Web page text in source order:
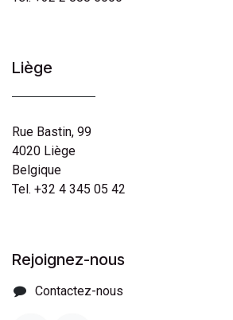
Liège
Rue Bastin, 99
4020 Liège​
Belgique
Tel. +32 4 345 05 42
Rejoignez-nous
Contactez-nous